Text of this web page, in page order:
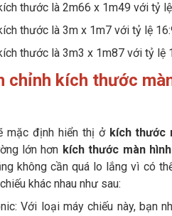
thước là 2m66 x 1m49 với tỷ
thước là 3m x 1m7 với tỷ lệ
thước là 3m3 x 1m87 với tỷ lệ
chỉnh kích thước
mặc định hiển thị ở kích thước
lớn hơn kích thước màn
không cần quá lo lắng vì có
khác nhau như sau:
Với loại máy chiếu này, bạn